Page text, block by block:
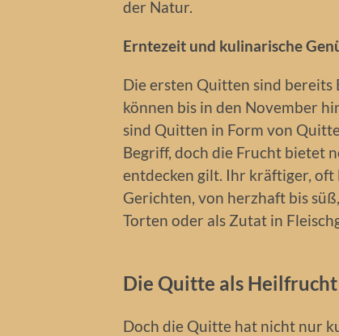
der Natur.
Erntezeit und kulinarische
Die ersten Quitten sind bereits
können bis in den November
sind Quitten in Form von
Begriff, doch die Frucht bietet
entdecken gilt. Ihr kräftiger, oft
Gerichten, von herzhaft bis
Torten oder als Zutat in
Die Quitte als Heilfrucht
Doch die Quitte hat nicht nur